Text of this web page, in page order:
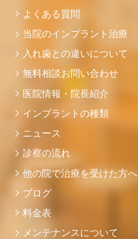
よくある質問
当院のインプラント治療
入れ歯との違いについて
無料相談お問い合わせ
医院情報・院長紹介
インプラントの種類
ニュース
診察の流れ
他の院で治療を受けた方へ
ブログ
料金表
メンテナンスについて